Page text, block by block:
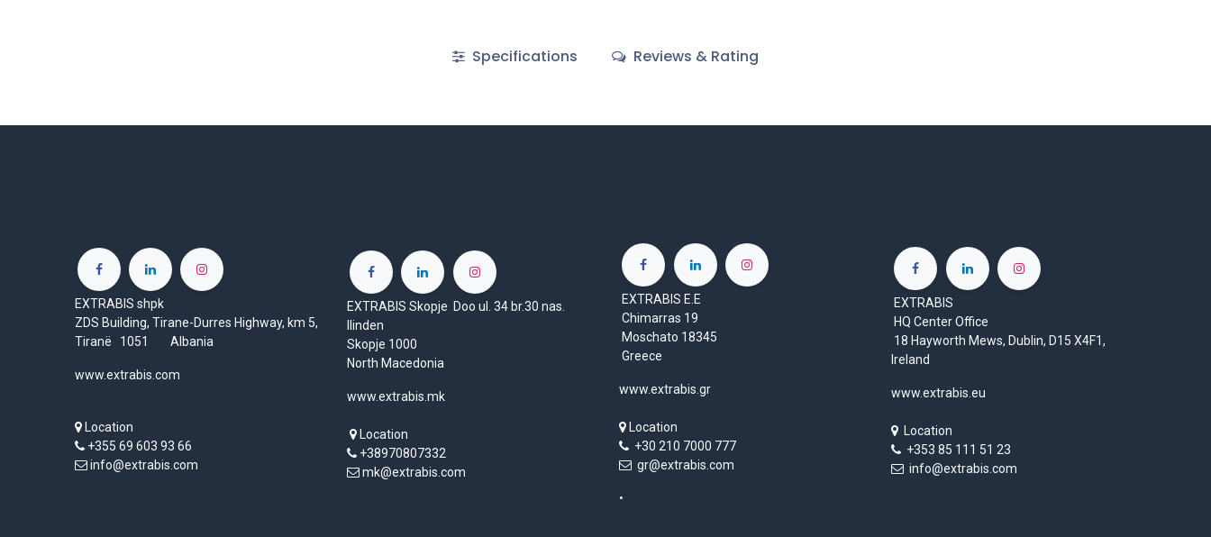
Specifications Reviews & Rating
EXTRABIS shpk
ZDS Building, Tirane-Durres Highway, km 5,
Tiranë 1051 Albania
www.extrabis.com
Location
+355 69 603 93 66
info@extrabis.com
EXTRABIS Skopje Doo ul. 34 br.30 nas.
Ilinden
Skopje 1000
North Macedonia
www.extrabis.mk
Location
+38970807332
mk@extrabis.com
EXTRABIS E.E
Chimarras 19
Moschato 18345
Greece
www.extrabis.gr
Location
+30 210 7000 777
gr@extrabis.com
EXTRABIS
HQ Center Office
18 Hayworth Mews, Dublin, D15 X4F1,
Ireland
www.extrabis.eu
Location
+353 85 111 51 23
info@extrabis.com